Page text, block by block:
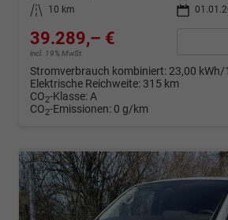
Kilometerstand
10 km
39.289,– €
incl. 19% MwSt.
Stromverbrauch kombiniert: 23,00
Elektrische Reichweite: 315 km
CO2-Klasse:A
CO2-Emissionen: 0 g/km